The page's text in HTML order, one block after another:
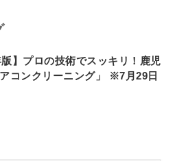
版】プロの技術でスッキリ！鹿児
コンクリーニング」 ※7月29日